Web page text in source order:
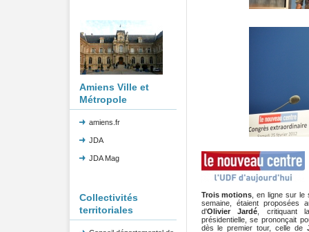
Amiens Ville et
Métropole
amiens.fr
JDA
JDA Mag
Collectivités
territoriales
Trois motions , en ligne sur
semaine, étaient proposées
d'Olivier Jardé , critiquant
présidentielle, se prononçait
dès le premier tour, celle de